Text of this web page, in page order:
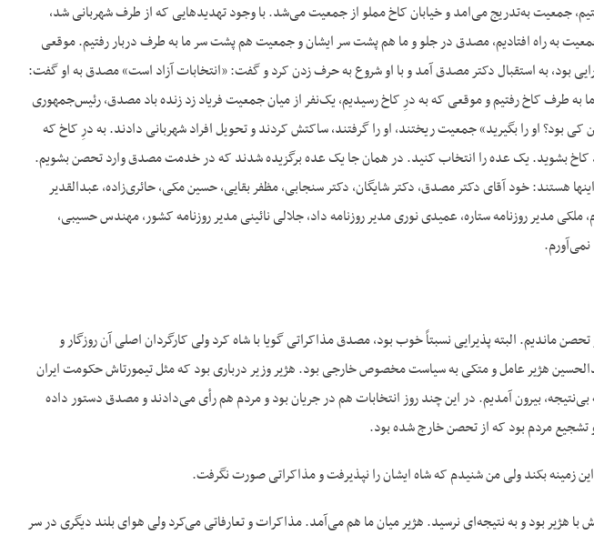
جمعیت به‌‌تدریج می‌‌امد و خیابان کاخ مملو از جمعیت می‌‌شد. با وجود تهدیدهایی که از طرف شهربانی شد،
به راه افتادیم، مصدق در جلو و ما هم پشت سر ایشان و جمعیت هم پشت سر ما به طرف دربار رفتیم. موقعی
بود، به استقبال دکتر مصدق آمد و با او شروع به حرف زدن کرد و گفت: «انتخابات آزاد است» مصدق به او گفت:
به طرف کاخ رفتیم و موقعی که به درِ کاخ رسیدیم، یک‌‌نفر از میان جمعیت فریاد زد زنده باد مصدق، رئیس‌‌جمهوری
او را بگیرید» جمعیت ریختند، او را گرفتند، ساکتش کردند و تحویل افراد شهربانی دادند. به درِ کاخ که
کاخ بشوید. یک عده را انتخاب کنید. در همان جا یک عده برگزیده شدند که در خدمت مصدق وارد تحصن بشویم.
هستند: خود آقای دکتر مصدق، دکتر شایگان، دکتر سنجابی، مظفر بقایی، حسین مکی، حائری‌‌زاده، عبدالقدیر
ملکی مدیر روزنامه ستاره، عمیدی نوری مدیر روزنامه داد، جلالی نائینی مدیر روزنامه کشور، مهندس حسیبی،
ماندیم. البته پذیرایی نسبتاً خوب بود، مصدق مذاکراتی گویا با شاه کرد ولی کارگردان اصلی آن روزگار و
هژیر عامل و متکی به سیاست مخصوص خارجی بود. هژیر وزیر درباری بود که مثل تیمورتاش حکومت ایران
بی‌‌نتیجه، بیرون آمدیم. در این چند روز انتخابات هم در جریان بود و مردم هم رأی می‌‌دادند و مصدق دستور داده
تشجیع مردم بود که از تحصن خارج شده بود.
بکند ولی من شنیدم که شاه ایشان را نپذیرفت و مذاکراتی صورت نگرفت.
هژیر بود و به نتیجه‌‌ای نرسید. هژیر میان ما هم می‌‌آمد. مذاکرات و تعارفاتی می‌‌کرد ولی هوای بلند دیگری در سر